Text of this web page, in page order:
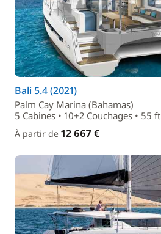
Bali 5.4 (2021)
Palm Cay Marina (Bahamas)
5 Cabines • 10+2 Couchages • 55 ft
À partir de 12 667 €